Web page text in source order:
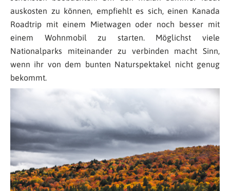
auskosten zu können, empfiehlt es sich, einen Kanada
Roadtrip mit einem Mietwagen oder noch besser mit
einem Wohnmobil
zu starten. Möglichst viele
Nationalparks miteinander zu verbinden macht Sinn,
wenn ihr von dem bunten Naturspektakel nicht genug
bekommt.